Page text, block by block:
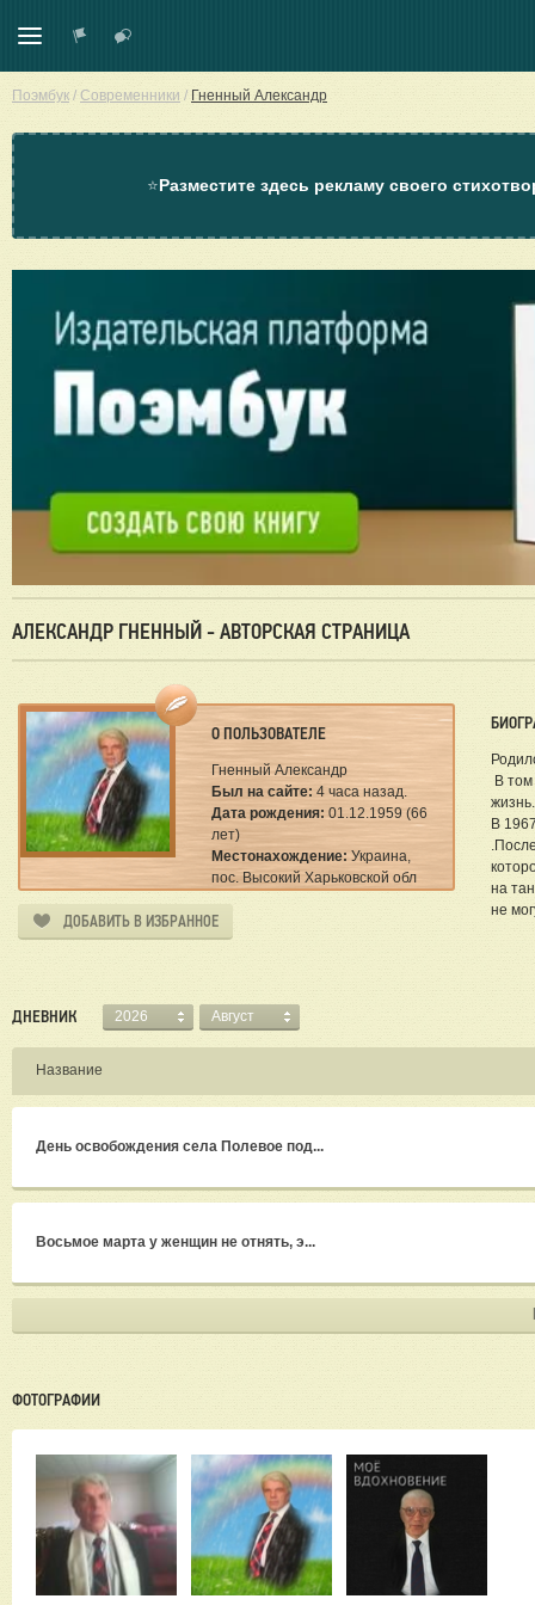
Поэмбук / Современники / Гненный Александр
⭐Разместите здесь рекламу своего
АЛЕКСАНДР ГНЕННЫЙ - АВТОРСКАЯ СТРАНИЦА
О ПОЛЬЗОВАТЕЛЕ
Гненный Александр
Был на сайте: 4 часа назад.
Дата рождения: 01.12.1959 (66
лет)
Местонахождение: Украина,
пос. Высокий Харьковской обл
ДОБАВИТЬ В ИЗБРАННОЕ
В
жизнь.
В
на
не
ДНЕВНИК 2026 Август
Название
День освобождения села Полевое под...
Восьмое марта у женщин не отнять, э...
ФОТОГРАФИИ